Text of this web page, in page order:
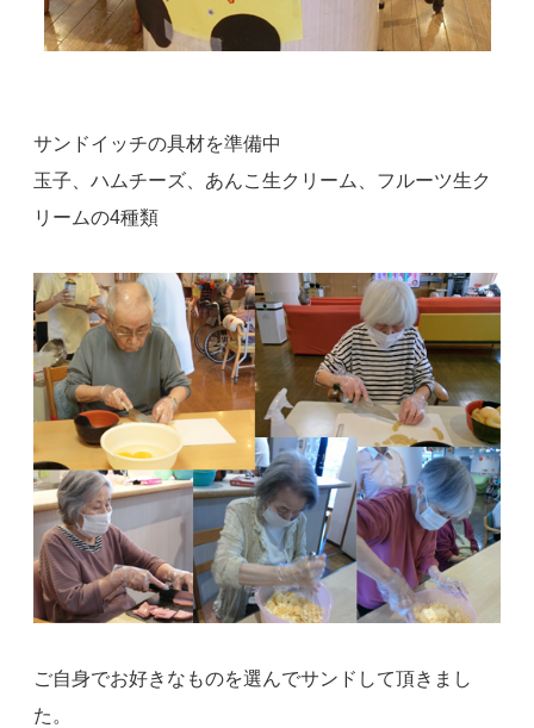
サンドイッチの具材を準備中
玉子、ハムチーズ、あんこ生クリーム、フルーツ生ク
リームの4種類
ご自身でお好きなものを選んでサンドして頂きまし
た。